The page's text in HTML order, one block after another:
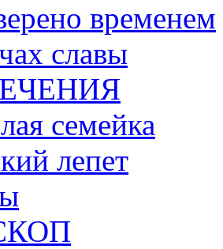
временем
славы
семейка
лепет